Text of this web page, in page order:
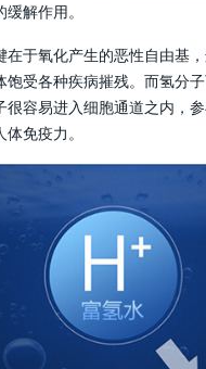
解作用。
在于氧化产生的恶性自由基
饱受各种疾病摧残。而氢分
很容易进入细胞通道之内，
免疫力。